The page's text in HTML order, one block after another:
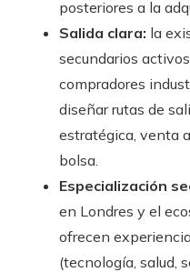
posteriores a la
Salida clara: la
secundarios
compradores
diseñar rutas de
estratégica, venta
bolsa.
Especialización
en Londres y el
ofrecen
(tecnología, salud,